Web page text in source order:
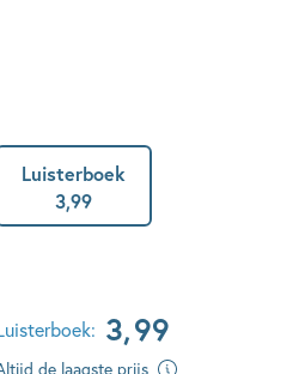
Luisterboek
3,99
3,99
de laagste prijs